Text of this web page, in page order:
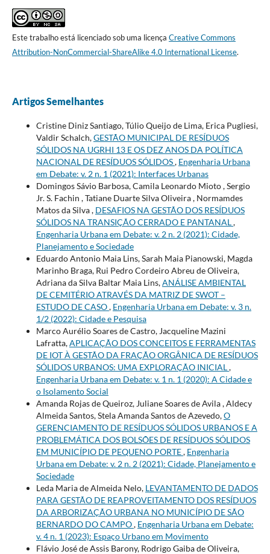
Este trabalho está licenciado sob uma licença Creative Commons
Attribution-NonCommercial-ShareAlike 4.0 International License.
Artigos Semelhantes
Cristine Diniz Santiago, Túlio Queijo de Lima, Erica Pugliesi,
Valdir Schalch,GESTÃO MUNICIPAL DE RESÍDUOS
SÓLIDOS NA UGRHI 13 E OS DEZ ANOS DA POLÍTICA
NACIONAL DE RESÍDUOS SÓLIDOS, Engenharia Urbana
em Debate: v. 2 n. 1 (2021): Interfaces Urbanas
Domingos Sávio Barbosa, Camila Leonardo Mioto , Sergio
Jr. S. Fachin , Tatiane Duarte Silva Oliveira , Normamdes
Matos da Silva , DESAFIOS NA GESTÃO DOS RESÍDUOS
SÓLIDOS NA TRANSIÇÃO CERRADO E PANTANAL,
Engenharia Urbana em Debate: v. 2 n. 2 (2021): Cidade,
Planejamento e Sociedade
Eduardo Antonio Maia Lins, Sarah Maia Pianowski, Magda
Marinho Braga, Rui Pedro Cordeiro Abreu de Oliveira,
Adriana da Silva Baltar Maia Lins,ANÁLISE AMBIENTAL
DE CEMITÉRIO ATRAVÉS DA MATRIZ DE SWOT –
ESTUDO DE CASO, Engenharia Urbana em Debate: v. 3 n.
1/2 (2022): Cidade e Pesquisa
Marco Aurélio Soares de Castro, Jacqueline Mazini
Lafratta,APLICAÇÃO DOS CONCEITOS E FERRAMENTAS
DE IOT À GESTÃO DA FRAÇÃO ORGÂNICA DE RESÍDUOS
SÓLIDOS URBANOS: UMA EXPLORAÇÃO INICIAL,
Engenharia Urbana em Debate: v. 1 n. 1 (2020): A Cidade e
o Isolamento Social
Amanda Rojas de Queiroz, Juliane Soares de Avila , Aldecy
Almeida Santos, Stela Amanda Santos de Azevedo,O
GERENCIAMENTO DE RESÍDUOS SÓLIDOS URBANOS E A
PROBLEMÁTICA DOS BOLSÕES DE RESÍDUOS SÓLIDOS
EM MUNICÍPIO DE PEQUENO PORTE, Engenharia
Urbana em Debate: v. 2 n. 2 (2021): Cidade, Planejamento e
Sociedade
Leda Maria de Almeida Nelo, LEVANTAMENTO DE DADOS
PARA GESTÃO DE REAPROVEITAMENTO DOS RESÍDUOS
DA ARBORIZAÇÃO URBANA NO MUNICÍPIO DE SÃO
BERNARDO DO CAMPO, Engenharia Urbana em Debate:
v. 4 n. 1 (2023): Espaço Urbano em Movimento
Flávio José de Assis Barony, Rodrigo Gaiba de Oliveira,